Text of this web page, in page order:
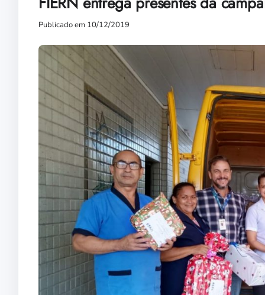
Publicado em 10/12/2019